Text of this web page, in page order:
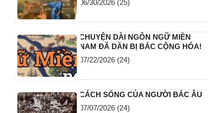
06/30/2026 (25)
CHUYỆN DÀI NGÔN NGỮ MIỀN
NAM ĐÃ DẦN BỊ BẮC CỘNG HÓA!
07/22/2026 (24)
CÁCH SỐNG CỦA NGƯỜI BẮC ÂU
07/07/2026 (24)